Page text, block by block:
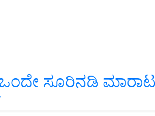
ಒಂದೇ ಸೂರಿನಡಿ ಮಾರಾಟ